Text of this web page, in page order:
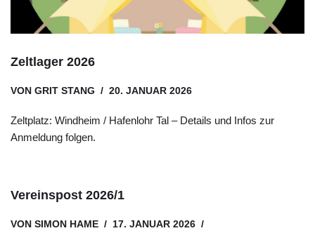
Zeltlager 2026
VON GRIT STANG 20. JANUAR 2026
Zeltplatz: Windheim / Hafenlohr Tal – Details und Infos zur
Anmeldung folgen.
Vereinspost 2026/1
VON SIMON HAME
17. JANUAR 2026